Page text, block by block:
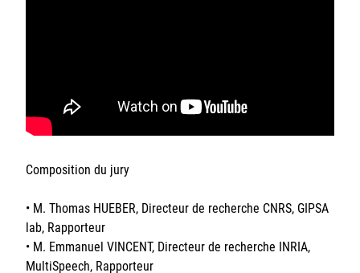
Composition du jury
• M. Thomas HUEBER, Directeur de recherche CNRS, GIPSA
lab, Rapporteur
• M. Emmanuel VINCENT, Directeur de recherche INRIA,
MultiSpeech, Rapporteur